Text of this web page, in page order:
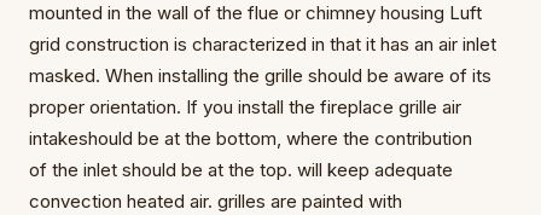
mounted in the wall of the flue or chimney housing Luft
grid construction is characterized in that it has an air inlet
masked. When installing the grille should be aware of its
proper orientation. If you install the fireplace grille air
intakeshould be at the bottom, where the contribution
of the inlet should be at the top. will keep adequate
convection heated air. grilles are painted with